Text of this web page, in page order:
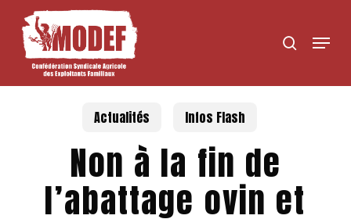
content
search
Menu
Actualités Infos Flash
Non à la fin de
l’abattage ovin et